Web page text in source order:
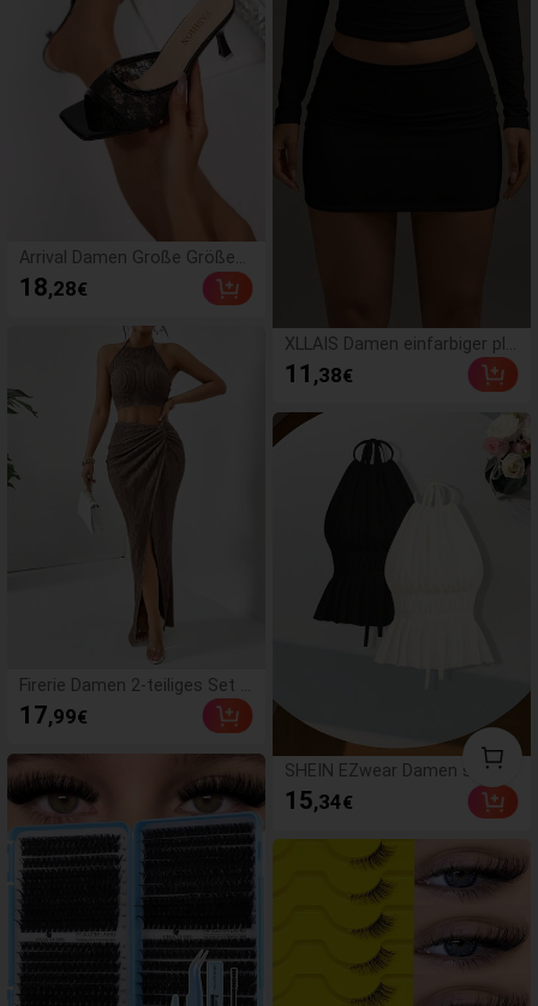
Arrival Damen Große Größen
Bequeme Minimalistische Sa
ndalen mit quadratischer Zeh
Modisch Outdoor/Strandmod
e Sommerschuhe, Kitten Hee
ls, Sandalen, Absatz
18,28€
Firerie Damen 2-teiliges Set b
estehend aus schlichtem kur
zen Trägershirt und Rockteil
17,99€
gant Weißes Strand T-Shirt S
ommer Strand Urlaub Lässig
Kontrast Spitze T-Shirt
XLLAIS Damen einfarbiger plis
sierter Bodycon-Rock Schwa
rz Frühling, vom Büro zum W
11 ,38€
SHEIN EZwear Damen sexy ei
nfarbiges plissiertes Top mit
Rückenausschnitt und Träger
15,34€